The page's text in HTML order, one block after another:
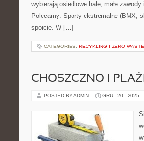
wybierają osiedlowe hale, małe
Polecamy: Sporty ekstremalne (BMX,
sporcie. W […]
CATEGORIES: RECYKLING I ZERO
CHOSZCZNO I
POSTED BY ADMIN GRU - 20 - 2025